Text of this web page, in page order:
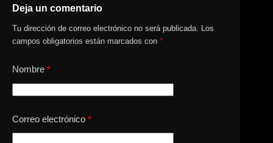
Deja un comentario
Tu dirección de correo electrónico no será publicada. Los
campos obligatorios están marcados con *
Nombre *
Correo electrónico *